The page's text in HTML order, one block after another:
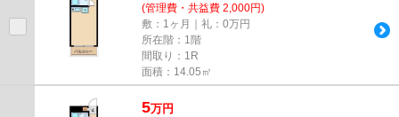
(管理費・共益費 2,000円)
敷：1ヶ月｜礼：0万円
所在階：1階
間取り：1R
面積：14.05㎡
5万円